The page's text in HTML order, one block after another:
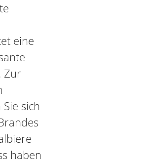
eine
Zur
sich
haben